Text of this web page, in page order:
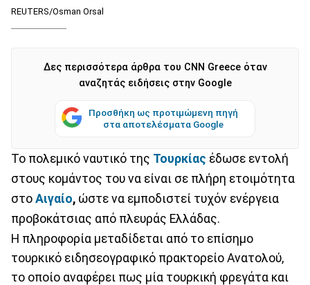
REUTERS/Osman Orsal
Δες περισσότερα άρθρα του CNN Greece όταν
αναζητάς ειδήσεις στην Google
Προσθήκη ως προτιμώμενη πηγή
στα αποτελέσματα Google
Το πολεμικό ναυτικό της Τουρκίας έδωσε εντολή
στους κομάντος του να είναι σε πλήρη ετοιμότητα
στο Αιγαίο, ώστε να εμποδιστεί τυχόν ενέργεια
προβοκάτσιας από πλευράς Ελλάδας.
Η πληροφορία μεταδίδεται από το επίσημο
τουρκικό ειδησεογραφικό πρακτορείο Ανατολού,
το οποίο αναφέρει πως μία τουρκική φρεγάτα και